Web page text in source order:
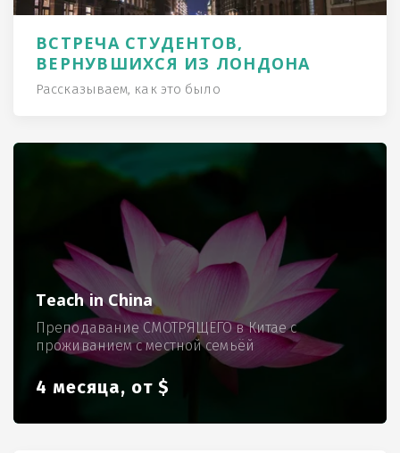
ВСТРЕЧА СТУДЕНТОВ,
ВЕРНУВШИХСЯ ИЗ ЛОНДОНА
Рассказываем, как это было
Teach in China
Преподавание СМОТРЯЩЕГО в Китае с
проживанием с местной семьёй
4 месяца, от $